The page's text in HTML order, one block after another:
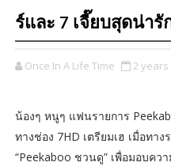
ร์และ 7 เจี๊ยบสุดน่ารั
Once In A Life Time 2 years
น้องๆ หนูๆ แฟนรายการ
ทางช่อง 7HD เตรียมเฮ เมื่อทา
“Peekaboo ชวนดู” เพื่อมอบค